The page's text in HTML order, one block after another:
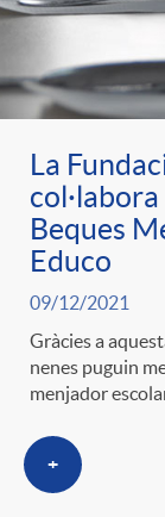
La
Beques
Educo
09/12/2021
Gràcies a
nenes puguin
menjador
+